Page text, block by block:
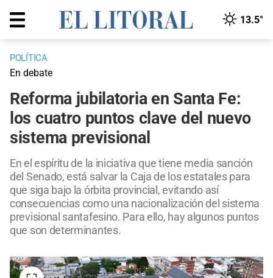
13.5°
POLÍTICA
En debate
Reforma jubilatoria en Santa Fe:
los cuatro puntos clave del nuevo
sistema previsional
En el espíritu de la iniciativa que tiene media sanción
del Senado, está salvar la Caja de los estatales para
que siga bajo la órbita provincial, evitando así
consecuencias como una nacionalización del sistema
previsional santafesino. Para ello, hay algunos puntos
que son determinantes.